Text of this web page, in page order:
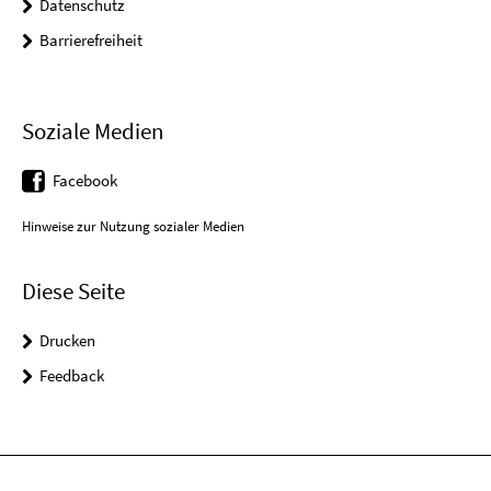
Datenschutz
Barrierefreiheit
Soziale Medien
Facebook
Hinweise zur Nutzung sozialer Medien
Diese Seite
Drucken
Feedback